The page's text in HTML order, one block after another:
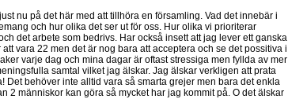
nu på det här med att tillhöra en församling. Vad det innebär i
och hur olika det ser ut för oss. Hur olika vi prioriterar
det arbete som bedrivs. Har också insett att jag lever ett ganska
vara 22 men det är nog bara att acceptera och se det possitiva i
varje dag och mina dagar är oftast stressiga men fyllda av mer
samtal vilket jag älskar. Jag älskar verkligen att prata
Det behöver inte alltid vara så smarta grejer men bara det enkla
2 människor kan göra så mycket har jag kommit på. O det älskar